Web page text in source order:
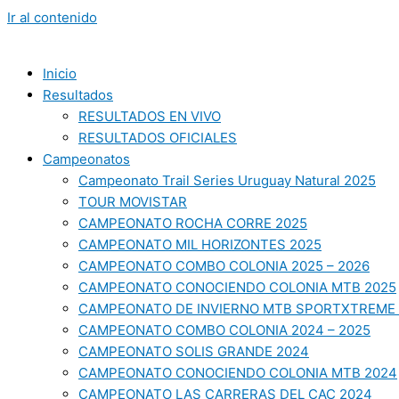
Ir al contenido
Inicio
Resultados
RESULTADOS EN VIVO
RESULTADOS OFICIALES
Campeonatos
Campeonato Trail Series Uruguay Natural 2025
TOUR MOVISTAR
CAMPEONATO ROCHA CORRE 2025
CAMPEONATO MIL HORIZONTES 2025
CAMPEONATO COMBO COLONIA 2025 – 2026
CAMPEONATO CONOCIENDO COLONIA MTB 2025
CAMPEONATO DE INVIERNO MTB
CAMPEONATO COMBO COLONIA 2024 – 2025
CAMPEONATO SOLIS GRANDE 2024
CAMPEONATO CONOCIENDO COLONIA MTB 2024
CAMPEONATO LAS CARRERAS DEL CAC 2024